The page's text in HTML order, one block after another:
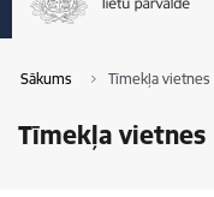
Sākums Tīmekļa
Tīmekļa